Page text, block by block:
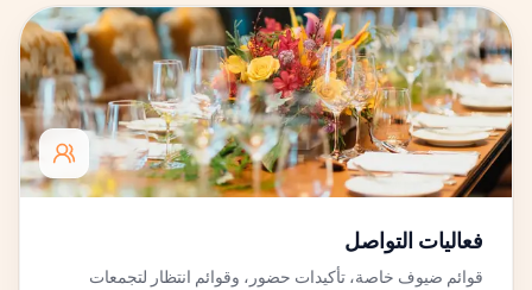
فعاليات التواصل
قوائم ضيوف خاصة، تأكيدات حضور، وقوائم انتظار لتجمعات